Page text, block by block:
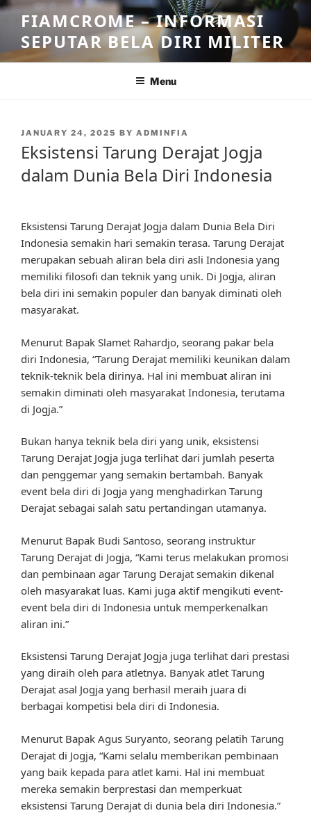
Skip
content
FIAMCROME – INFORMASI
SEPUTAR BELA DIRI MILITER
Menu
POSTED
ON
JANUARY 24, 2025 BY ADMINFIA
Eksistensi Tarung Derajat Jogja
dalam Dunia Bela Diri Indonesia
Eksistensi Tarung Derajat Jogja dalam Dunia Bela Diri
Indonesia semakin hari semakin terasa. Tarung Derajat
merupakan sebuah aliran bela diri asli Indonesia yang
memiliki filosofi dan teknik yang unik. Di Jogja, aliran
bela diri ini semakin populer dan banyak diminati oleh
masyarakat.
Menurut Bapak Slamet Rahardjo, seorang pakar bela
diri Indonesia, “Tarung Derajat memiliki keunikan dalam
teknik-teknik bela dirinya. Hal ini membuat aliran ini
semakin diminati oleh masyarakat Indonesia, terutama
di Jogja.”
Bukan hanya teknik bela diri yang unik, eksistensi
Tarung Derajat Jogja juga terlihat dari jumlah peserta
dan penggemar yang semakin bertambah. Banyak
event bela diri di Jogja yang menghadirkan Tarung
Derajat sebagai salah satu pertandingan utamanya.
Menurut Bapak Budi Santoso, seorang instruktur
Tarung Derajat di Jogja, “Kami terus melakukan promosi
dan pembinaan agar Tarung Derajat semakin dikenal
oleh masyarakat luas. Kami juga aktif mengikuti event-
event bela diri di Indonesia untuk memperkenalkan
aliran ini.”
Eksistensi Tarung Derajat Jogja juga terlihat dari prestasi
yang diraih oleh para atletnya. Banyak atlet Tarung
Derajat asal Jogja yang berhasil meraih juara di
berbagai kompetisi bela diri di Indonesia.
Menurut Bapak Agus Suryanto, seorang pelatih Tarung
Derajat di Jogja, “Kami selalu memberikan pembinaan
yang baik kepada para atlet kami. Hal ini membuat
mereka semakin berprestasi dan memperkuat
eksistensi Tarung Derajat di dunia bela diri Indonesia.”